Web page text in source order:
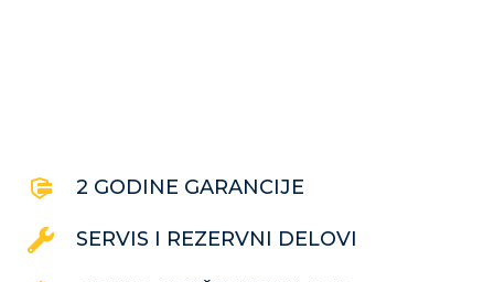
2 GODINE GARANCIJE
SERVIS I REZERVNI DELOVI